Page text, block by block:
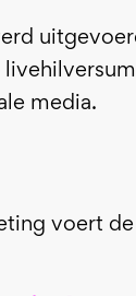
media.
voert